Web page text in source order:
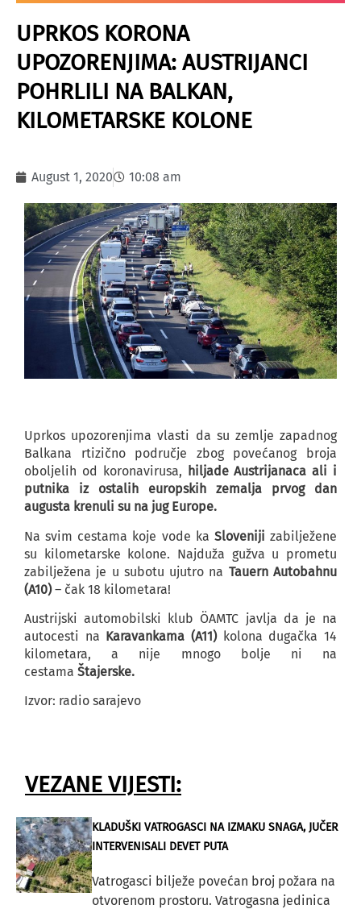
UPRKOS KORONA
UPOZORENJIMA: AUSTRIJANCI
POHRLILI NA BALKAN,
KILOMETARSKE KOLONE
August 1, 2020 10:08 am
Uprkos upozorenjima vlasti da su zemlje zapadnog
Balkana rtizično područje zbog povećanog broja
oboljelih od koronavirusa, hiljade Austrijanaca ali i
putnika iz ostalih europskih zemalja prvog dan
augusta krenuli su na jug Europe.
Na svim cestama koje vode ka Sloveniji zabilježene
su kilometarske kolone. Najduža gužva u prometu
zabilježena je u subotu ujutro na Tauern Autobahnu
(A10)– čak 18 kilometara!
Austrijski automobilski klub ÖAMTC javlja da je na
autocesti na Karavankama (A11)kolona dugačka 14
kilometara, a nije mnogo bolje ni na
cestama Štajerske.
Izvor: radio sarajevo
VEZANE VIJESTI:
KLADUŠKI VATROGASCI NA IZMAKU SNAGA, JUČER
INTERVENISALI DEVET PUTA
Vatrogasci bilježe povećan broj požara na
otvorenom prostoru. Vatrogasna jedinica